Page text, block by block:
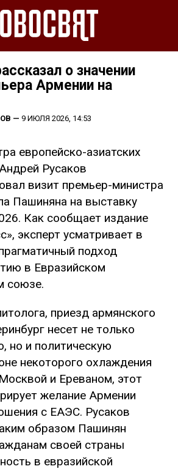
о значении
Армении на
— 9 ИЮЛЯ 2026, 14:53
европейско-азиатских
Русаков
визит премьер-министра
Пашиняна на выставку
Как сообщает издание
эксперт усматривает в
подход
в Евразийском
союзе.
приезд армянского
несет не только
но и политическую
некоторого охлаждения
и Ереваном, этот
желание Армении
с ЕАЭС. Русаков
образом Пашинян
своей страны
в евразийской